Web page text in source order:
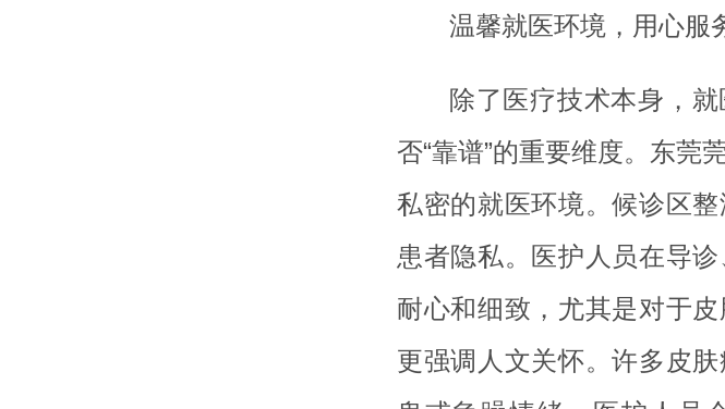
温馨就医环境，用心服
除了医疗技术本身，
否“靠谱”的重要维度。东莞
私密的就医环境。候诊区
患者隐私。医护人员在导
耐心和细致，尤其是对于
更强调人文关怀。许多皮